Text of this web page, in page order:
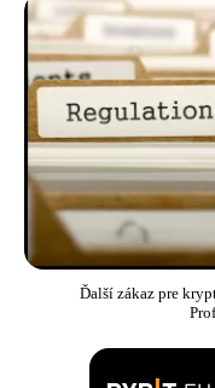
Ďalší zákaz pre